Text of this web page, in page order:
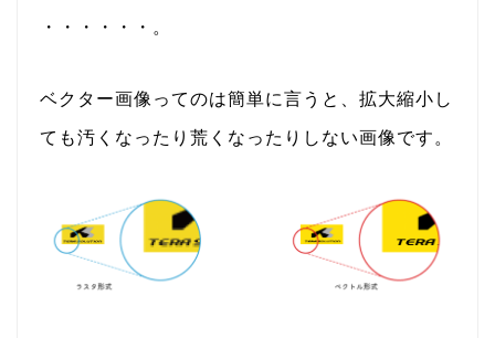
・・・・・・。
ベクター画像ってのは簡単に言うと、拡大縮小し
ても汚くなったり荒くなったりしない画像です。